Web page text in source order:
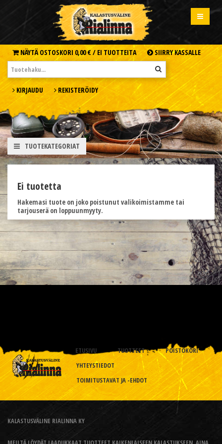
NÄYTÄ OSTOSKORI 0,00 € / EI TUOTTEITA SIIRRY KASSALLE
KIRJAUDU REKISTERÖIDY
TUOTEKATEGORIAT
Ei tuotetta
Hakemasi tuote on joko poistunut valikoimistamme tai
tarjouserä on loppuunmyyty.
ETUSIVU TUOTTEET
POISTOKORI
YHTEYSTIEDOT
TOIMITUSTAVAT JA -EHDOT
KALASTUSVÄLINE RIALINNA KY